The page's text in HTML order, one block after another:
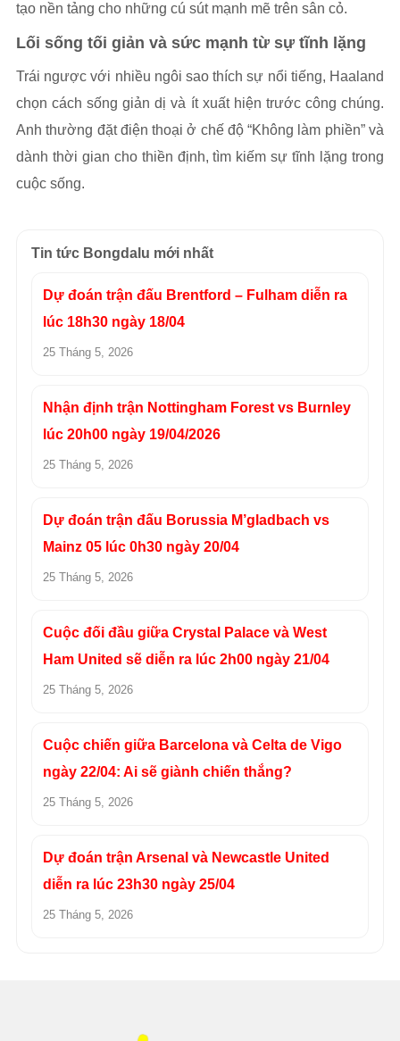
tạo nền tảng cho những cú sút mạnh mẽ trên sân cỏ.
Lối sống tối giản và sức mạnh từ sự tĩnh lặng
Trái ngược với nhiều ngôi sao thích sự nổi tiếng, Haaland
chọn cách sống giản dị và ít xuất hiện trước công chúng.
Anh thường đặt điện thoại ở chế độ “Không làm phiền” và
dành thời gian cho thiền định, tìm kiếm sự tĩnh lặng trong
cuộc sống.
Tin tức Bongdalu mới nhất
Dự đoán trận đấu Brentford – Fulham diễn ra
lúc 18h30 ngày 18/04
25 Tháng 5, 2026
Nhận định trận Nottingham Forest vs Burnley
lúc 20h00 ngày 19/04/2026
25 Tháng 5, 2026
Dự đoán trận đấu Borussia M’gladbach vs
Mainz 05 lúc 0h30 ngày 20/04
25 Tháng 5, 2026
Cuộc đối đầu giữa Crystal Palace và West
Ham United sẽ diễn ra lúc 2h00 ngày 21/04
25 Tháng 5, 2026
Cuộc chiến giữa Barcelona và Celta de Vigo
ngày 22/04: Ai sẽ giành chiến thắng?
25 Tháng 5, 2026
Dự đoán trận Arsenal và Newcastle United
diễn ra lúc 23h30 ngày 25/04
25 Tháng 5, 2026